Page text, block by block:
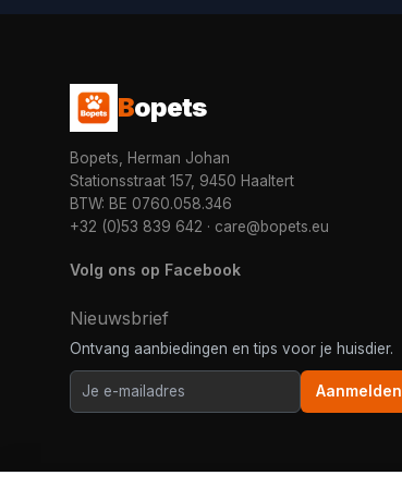
Bopets
Bopets, Herman Johan
Stationsstraat 157, 9450 Haaltert
BTW: BE 0760.058.346
+32 (0)53 839 642 · care@bopets.eu
Volg ons op Facebook
Nieuwsbrief
Ontvang aanbiedingen en tips voor je huisdier.
Aanmelden